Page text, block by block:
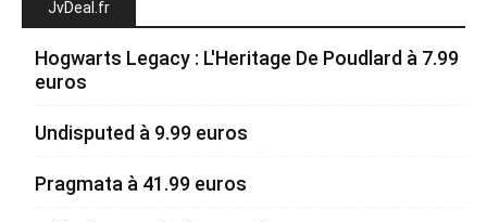
JvDeal.fr
Hogwarts Legacy : L'Heritage De Poudlard à 7.99
euros
Undisputed à 9.99 euros
Pragmata à 41.99 euros